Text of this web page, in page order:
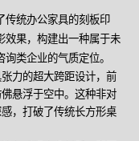
传统办公家具的刻板印
效果，构建出一种属于未
类企业的气质定位。
力的超大跨距设计，前
悬浮于空中。这种非对
，打破了传统长方形桌